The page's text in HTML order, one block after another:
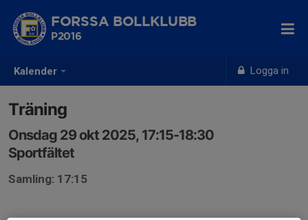
Kalender Logga in
FORSSA BOLLKLUBB
P2016
Träning
Onsdag 29 okt 2025, 17:15-18:30
Sportfältet
Samling: 17:15